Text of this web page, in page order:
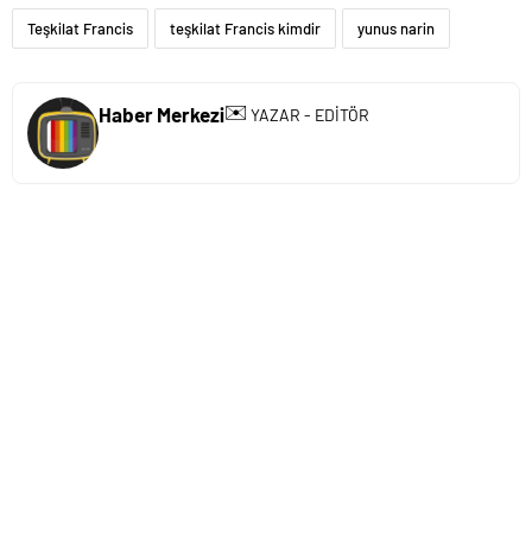
Teşkilat Francis teşkilat Francis kimdir yunus narin
Haber Merkezi✉️ YAZAR - EDİTÖR